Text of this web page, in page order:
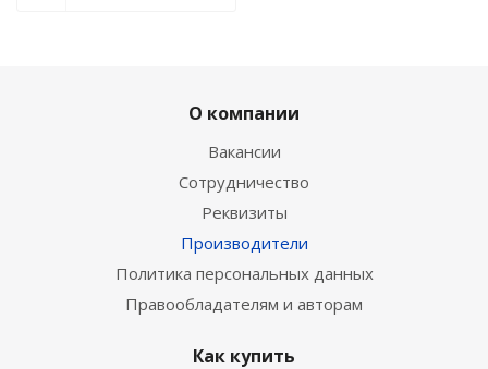
О компании
Вакансии
Сотрудничество
Реквизиты
Производители
Политика персональных данных
Правообладателям и авторам
Как купить